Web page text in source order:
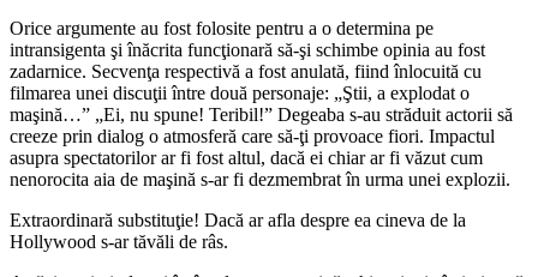
Orice argumente au fost folosite pentru a o determina pe
intransigenta şi înăcrita funcţionară să-şi schimbe opinia au fost
zadarnice. Secvenţa respectivă a fost anulată, fiind înlocuită cu
filmarea unei discuţii între două personaje: „Ştii, a explodat o
maşină…” „Ei, nu spune! Teribil!” Degeaba s-au străduit actorii să
creeze prin dialog o atmosferă care să-ţi provoace fiori. Impactul
asupra spectatorilor ar fi fost altul, dacă ei chiar ar fi văzut cum
nenorocita aia de maşină s-ar fi dezmembrat în urma unei explozii.
Extraordinară substituţie! Dacă ar afla despre ea cineva de la
Hollywood s-ar tăvăli de râs.